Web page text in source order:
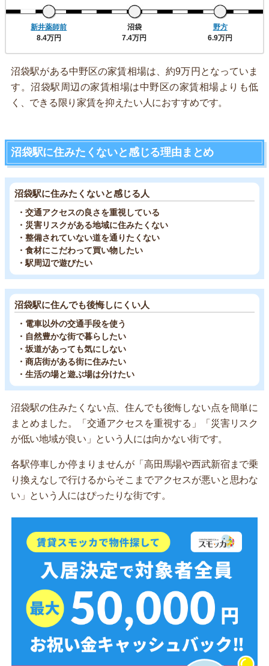
新井薬師前
8.4万円
沼袋
7.4万円
野方
6.9万円
沼袋駅がある中野区の家賃相場は、約9万円となっていま
す。沼袋駅周辺の家賃相場は中野区の家賃相場よりも低
く、できる限り家賃を抑えたい人におすすめです。
沼袋駅に住みたくないと感じる理由まとめ
沼袋駅に住みたくないと感じる人
・交通アクセスの良さを重視している
・災害リスクがある地域に住みたくない
・整備されていない道を通りたくない
・食材にこだわって買い物したい
・駅周辺で遊びたい
沼袋駅に住んでも後悔しにくい人
・電車以外の交通手段を使う
・自然豊かな街で暮らしたい
・坂道があっても気にしない
・商店街がある街に住みたい
・生活の場と遊ぶ場は分けたい
沼袋駅の住みたくない点、住んでも後悔しない点を簡単に
まとめました。「交通アクセスを重視する」「災害リスク
が低い地域が良い」という人には向かない街です。
各駅停車しか停まりませんが「高田馬場や西武新宿まで乗
り換えなしで行けるからそこまでアクセスが悪いと思わな
い」という人にはぴったりな街です。